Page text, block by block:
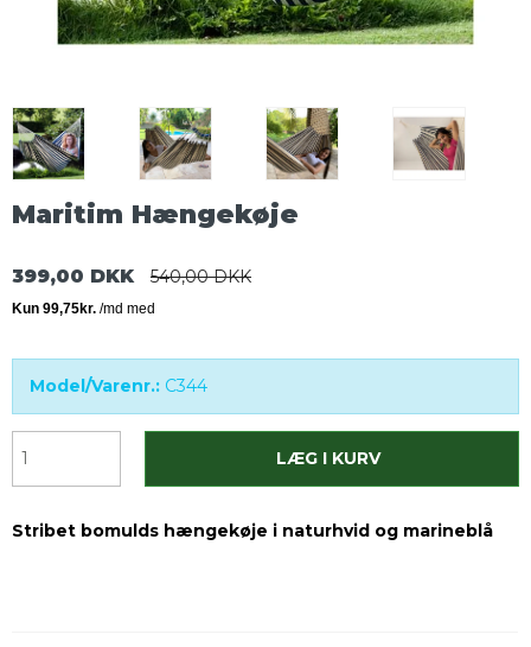
Maritim Hængekøje
399,00 DKK 540,00 DKK
Model/Varenr.: C344
LÆG I KURV
Stribet bomulds hængekøje i naturhvid og marineblå